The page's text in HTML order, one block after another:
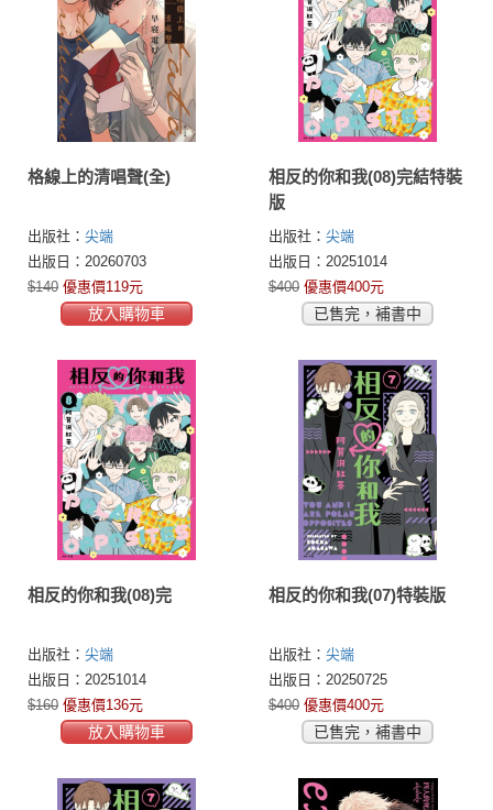
格線上的清唱聲(全)
出版社： 尖端
出版日：20260703
$140 優惠價119元
放入購物車
相反的你和我(08)完結特裝
版
出版社： 尖端
出版日：20251014
$400 優惠價400元
已售完，補書中
相反的你和我(08)完
出版社： 尖端
出版日：20251014
$160 優惠價136元
放入購物車
相反的你和我(07)特裝版
出版社： 尖端
出版日：20250725
$400 優惠價400元
已售完，補書中